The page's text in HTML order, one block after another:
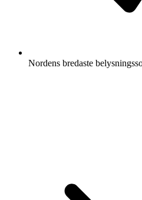
Nordens bredaste